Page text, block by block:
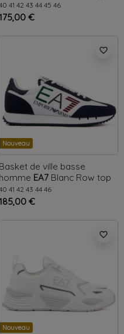
41 42 43 44 45 46
€
favorite_border
Nouveau
Basket de ville basse
homme EA7 Blanc Row top
41 42 43 44 46
€
favorite_border
Nouveau